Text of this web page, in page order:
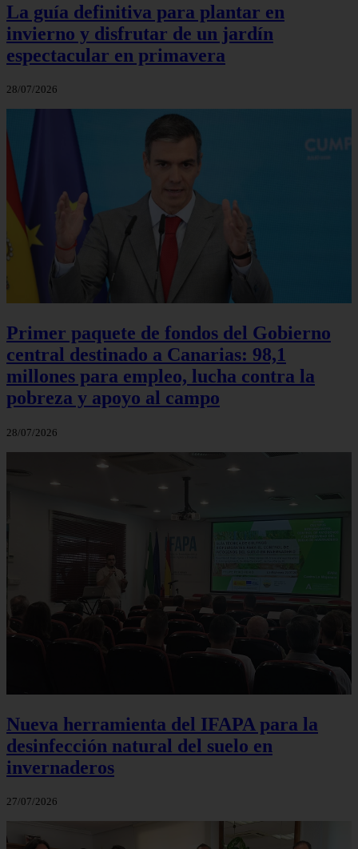
La guía definitiva para plantar en
invierno y disfrutar de un jardín
espectacular en primavera
28/07/2026
Primer paquete de fondos del Gobierno
central destinado a Canarias: 98,1
millones para empleo, lucha contra la
pobreza y apoyo al campo
28/07/2026
Nueva herramienta del IFAPA para la
desinfección natural del suelo en
invernaderos
27/07/2026